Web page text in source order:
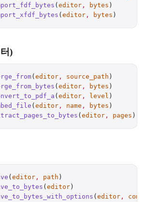
( editor , bytes
( editor , bytes
)
( editor , source_path
( editor , bytes
( editor , level
( editor , name , bytes
( editor , pages
( editor , path
( editor
( editor ,